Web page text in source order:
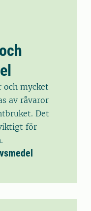
och mycket
av råvaror
Det
för